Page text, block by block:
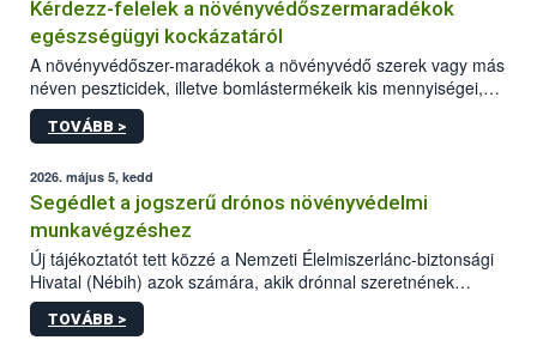
Kérdezz-felelek a növényvédőszermaradékok
egészségügyi kockázatáról
A növényvédőszer-maradékok a növényvédő szerek vagy más
néven peszticidek, illetve bomlástermékeik kis mennyiségei,
melyek a terményekben vagy azok felületén a betakarítást,
szüretelést, illetve tárolást követően is megmaradhatnak. Az
mennyiségének esetenként a kezelt terményeken is jelen kell
lennie. Nem minden élelmiszer tartalmaz szermaradékot.
Azokban az élelmiszerekben is, melyekben kimutathatóak,
általában csak nagyon kis mennyiségben vannak jelen, így nem
jelenthetnek kockázatot a fogyasztó egészségére nézve.
TOVÁBB >
2026. május 5, kedd
Segédlet a jogszerű drónos növényvédelmi
munkavégzéshez
Új tájékoztatót tett közzé a Nemzeti Élelmiszerlánc-biztonsági
Hivatal (Nébih) azok számára, akik drónnal szeretnének
növényvédelmi vagy tápanyag-gazdálkodási tevékenységet
végezni Magyarországon. Az összefoglaló részletesen
TOVÁBB >